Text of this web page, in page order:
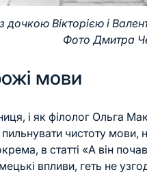
дочкою Вікторією і
Фото Дмитра
мови
і як філолог Ольга
пильнувати чистоту
в статті «А він
впливи, геть не